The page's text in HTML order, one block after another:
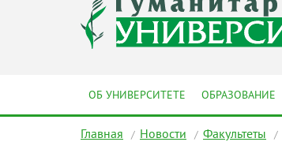
ОБ УНИВЕРСИТЕТЕ ОБРАЗОВАНИЕ
Главная Новости Факультеты